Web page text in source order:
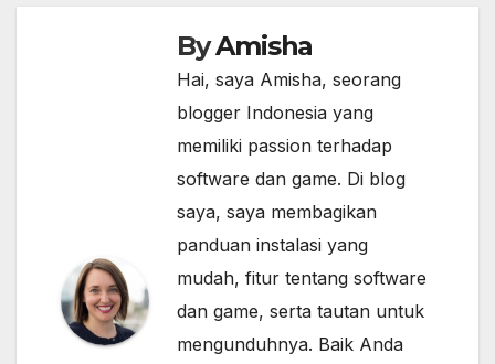
ByAmisha
Hai, saya Amisha, seorang
blogger Indonesia yang
memiliki passion terhadap
software dan game. Di blog
saya, saya membagikan
panduan instalasi yang
mudah, fitur tentang software
dan game, serta tautan untuk
mengunduhnya. Baik Anda